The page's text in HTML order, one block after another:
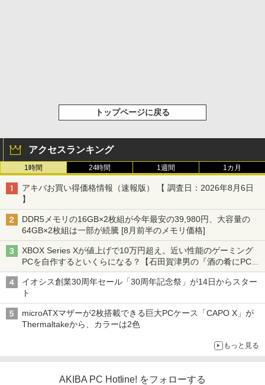
トップページに戻る
アクセスランキング
1時間 24時間 1週間 1カ月
アキバお買い得価格情報（速報版） 【 調査日：2026年8月6日
】
DDR5メモリの16GB×2枚組が今年最安の39,980円、大容量の
64GB×2枚組は一部が続騰 [8月前半のメモリ価格]
XBOX Series Xが値上げで10万円超え。近い性能のゲーミング
PCを自作するといくらになる？【石田賀津男の『酒の肴にPCゲ
ーム』】
イオシス創業30周年セール「30周年記念祭」が14日からスター
ト
microATXマザーが2枚搭載できる巨大PCケース「CAPO X」が
Thermaltakeから、カラーは2色
もっと見る
AKIBA PC Hotline! をフォローする